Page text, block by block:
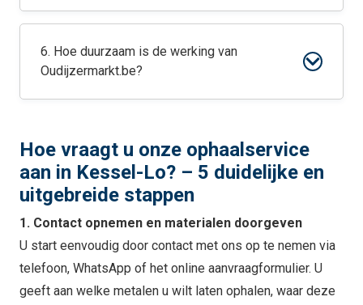
6. Hoe duurzaam is de werking van
Oudijzermarkt.be?
Hoe vraagt u onze ophaalservice
aan in Kessel-Lo? – 5 duidelijke en
uitgebreide stappen
1. Contact opnemen en materialen doorgeven
U start eenvoudig door contact met ons op te nemen via
telefoon, WhatsApp of het online aanvraagformulier. U
geeft aan welke metalen u wilt laten ophalen, waar deze